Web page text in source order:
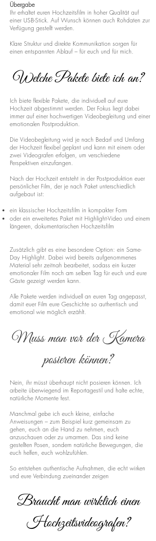
Übergabe
Ihr erhaltet euren Hochzeitsfilm in hoher Qualität auf
einer USB-Stick. Auf Wunsch können auch Rohdaten zur
Verfügung gestellt werden.
Klare Struktur und direkte Kommunikation sorgen für
einen entspannten Ablauf – für euch und für mich.
Welche Pakete biete ich an?
Ich biete flexible Pakete, die individuell auf eure
Hochzeit abgestimmt werden. Der Fokus liegt dabei
immer auf einer hochwertigen Videobegleitung und einer
emotionalen Postproduktion.
Die Videobegleitung wird je nach Bedarf und Umfang
der Hochzeit flexibel geplant und kann mit einem oder
zwei Videografen erfolgen, um verschiedene
Perspektiven einzufangen.
Nach der Hochzeit entsteht in der Postproduktion euer
persönlicher Film, der je nach Paket unterschiedlich
aufgebaut ist:
ein klassischer Hochzeitsfilm in kompakter Form
oder ein erweitertes Paket mit Highlight-Video und einem
längeren, dokumentarischen Hochzeitsfilm
Zusätzlich gibt es eine besondere Option: ein Same-
Day Highlight. Dabei wird bereits aufgenommenes
Material sehr zeitnah bearbeitet, sodass ein kurzer
emotionaler Film noch am selben Tag für euch und eure
Gäste gezeigt werden kann.
Alle Pakete werden individuell an euren Tag angepasst,
damit euer Film eure Geschichte so authentisch und
emotional wie möglich erzählt.
Muss man vor der Kamera
posieren können?
Nein, ihr müsst überhaupt nicht posieren können. Ich
arbeite überwiegend im Reportagestil und halte echte,
natürliche Momente fest.
Manchmal gebe ich euch kleine, einfache
Anweisungen – zum Beispiel kurz gemeinsam zu
gehen, euch an die Hand zu nehmen, euch
anzuschauen oder zu umarmen. Das sind keine
gestellten Posen, sondern natürliche Bewegungen, die
euch helfen, euch wohlzufühlen.
So entstehen authentische Aufnahmen, die echt wirken
und eure Verbindung zueinander zeigen
Braucht man wirklich einen
Hochzeitsvideografen?